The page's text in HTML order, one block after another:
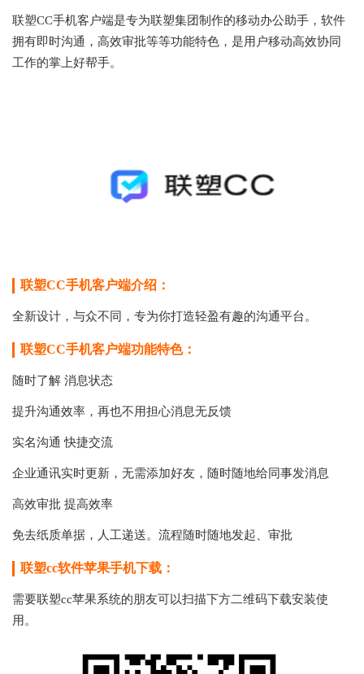
联塑CC手机客户端是专为联塑集团制作的移动办公助手，软件
拥有即时沟通，高效审批等等功能特色，是用户移动高效协同
工作的掌上好帮手。
联塑CC手机客户端介绍：
全新设计，与众不同，专为你打造轻盈有趣的沟通平台。
联塑CC手机客户端功能特色：
随时了解 消息状态
提升沟通效率，再也不用担心消息无反馈
实名沟通 快捷交流
企业通讯实时更新，无需添加好友，随时随地给同事发消息
高效审批 提高效率
免去纸质单据，人工递送。流程随时随地发起、审批
联塑cc软件苹果手机下载：
需要联塑cc苹果系统的朋友可以扫描下方二维码下载安装使
用。